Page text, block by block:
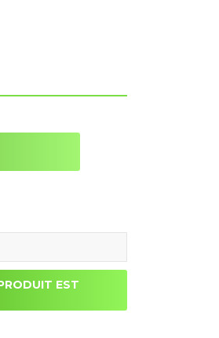
EST